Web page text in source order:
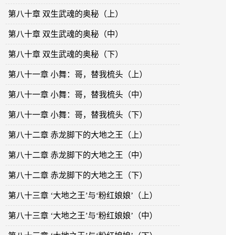
第八十章 双生武魂的奥秘（上）
第八十章 双生武魂的奥秘（中）
第八十章 双生武魂的奥秘（下）
第八十一章 小舞：哥，替我梳头（上）
第八十一章 小舞：哥，替我梳头（中）
第八十一章 小舞：哥，替我梳头（下）
第八十二章 赤龙脚下的大地之王（上）
第八十二章 赤龙脚下的大地之王（中）
第八十二章 赤龙脚下的大地之王（下）
第八十三章 ‘大地之王’与‘粉红娘娘’（上）
第八十三章 ‘大地之王’与‘粉红娘娘’（中）